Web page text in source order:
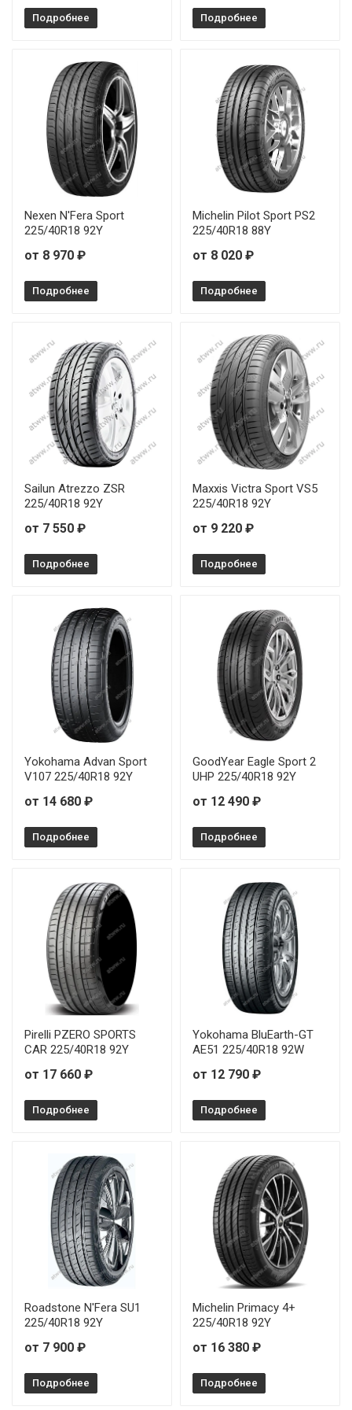
Rauffan Forzar R4 225/45R18 95Y
Rauffan Forzar R4 235/35R19 91Y
Rauffan Forzar R4 235/40R18 95Y
Rauffan Forzar R4 235/45R17 97Y
Rauffan Forzar R4 235/45R18 98Y
Rauffan Forzar R4 235/45R19 99W
Rauffan Forzar R4 245/45R17 99Y
Rauffan Forzar R4 245/45R19 102Y
Rauffan Forzar R4 245/45R20 103Y
Rauffan Forzar R4 255/35R19 96Y
Rauffan Forzar R4 255/40R18 99Y
Rauffan Forzar R4 255/40R19 100Y
Rauffan Forzar R4 255/40R20 101Y
Rauffan Forzar R4 255/55R19 111Y
Rauffan Forzar R4 265/35R18 97Y
Rauffan Forzar R4 265/45R20 104Y
Rauffan Forzar R4 265/55R19 113W
Rauffan Forzar R4 275/35R20 102Y
Rauffan Forzar R4 275/40R22 108Y
Rauffan Forzar R4 315/35R20 110Y
Подробнее Подробнее
Nexen N'Fera Sport
225/40R18 92Y
от 8 970 ₽
Подробнее
Michelin Pilot Sport PS2
225/40R18 88Y
от 8 020 ₽
Подробнее
Sailun Atrezzo ZSR
225/40R18 92Y
от 7 550 ₽
Подробнее
Maxxis Victra Sport VS5
225/40R18 92Y
от 9 220 ₽
Подробнее
Yokohama Advan Sport
V107 225/40R18 92Y
от 14 680 ₽
Подробнее
GoodYear Eagle Sport 2
UHP 225/40R18 92Y
от 12 490 ₽
Подробнее
Pirelli PZERO SPORTS
CAR 225/40R18 92Y
от 17 660 ₽
Подробнее
Yokohama BluEarth-GT
AE51 225/40R18 92W
от 12 790 ₽
Подробнее
Roadstone N'Fera SU1
225/40R18 92Y
от 7 900 ₽
Подробнее
Michelin Primacy 4+
225/40R18 92Y
от 16 380 ₽
Подробнее